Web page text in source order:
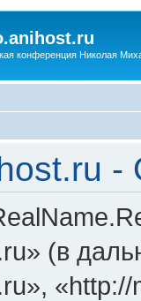
конференция Николая
(в